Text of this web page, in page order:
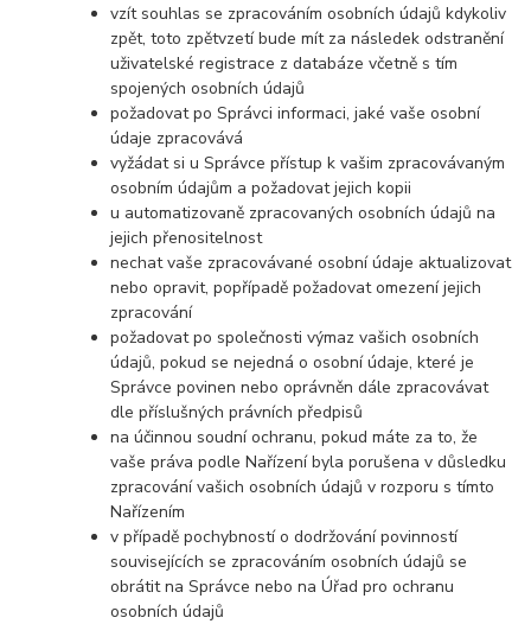
vzít souhlas se zpracováním osobních údajů kdykoliv
zpět, toto zpětvzetí bude mít za následek odstranění
uživatelské registrace z databáze včetně s tím
spojených osobních údajů
požadovat po Správci informaci, jaké vaše osobní
údaje zpracovává
vyžádat si u Správce přístup k vašim zpracovávaným
osobním údajům a požadovat jejich kopii
u automatizovaně zpracovaných osobních údajů na
jejich přenositelnost
nechat vaše zpracovávané osobní údaje aktualizovat
nebo opravit, popřípadě požadovat omezení jejich
zpracování
požadovat po společnosti výmaz vašich osobních
údajů, pokud se nejedná o osobní údaje, které je
Správce povinen nebo oprávněn dále zpracovávat
dle příslušných právních předpisů
na účinnou soudní ochranu, pokud máte za to, že
vaše práva podle Nařízení byla porušena v důsledku
zpracování vašich osobních údajů v rozporu s tímto
Nařízením
v případě pochybností o dodržování povinností
souvisejících se zpracováním osobních údajů se
obrátit na Správce nebo na Úřad pro ochranu
osobních údajů